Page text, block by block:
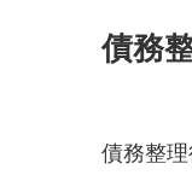
債務
債務整